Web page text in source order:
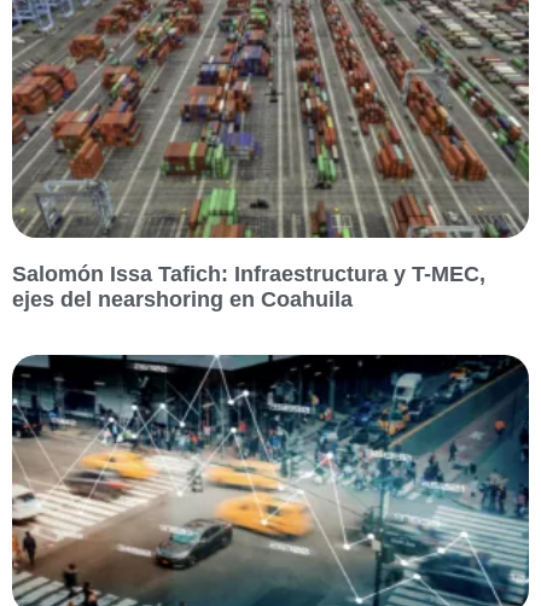
Salomón Issa Tafich: Infraestructura y T-MEC,
ejes del nearshoring en Coahuila